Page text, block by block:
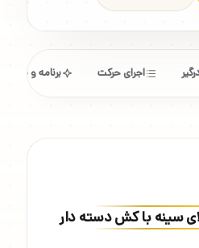
اجرای حرکت برنامه و
سینه با کش دسته دار